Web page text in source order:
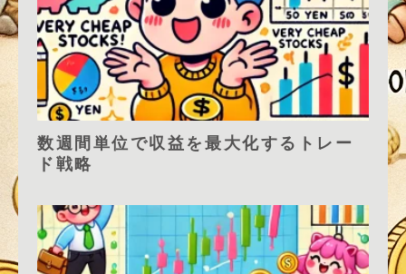
数週間単位で収益を最大化するトレー
ド戦略